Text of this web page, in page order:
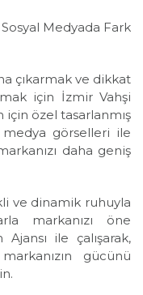
Medyada Fark
çıkarmak ve dikkat
için İzmir Vahşi
için özel tasarlanmış
görselleri ile
daha geniş
ve dinamik ruhuyla
markanızı öne
ile çalışarak,
gücünü